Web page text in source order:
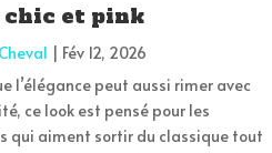
chic et pink
| Fév 12, 2026
l’élégance peut aussi rimer avec
ce look est pensé pour les
qui aiment sortir du classique tout